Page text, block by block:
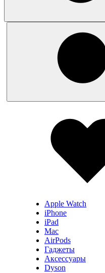
Apple Watch
iPhone
iPad
Mac
AirPods
Гаджеты
Аксессуары
Dyson